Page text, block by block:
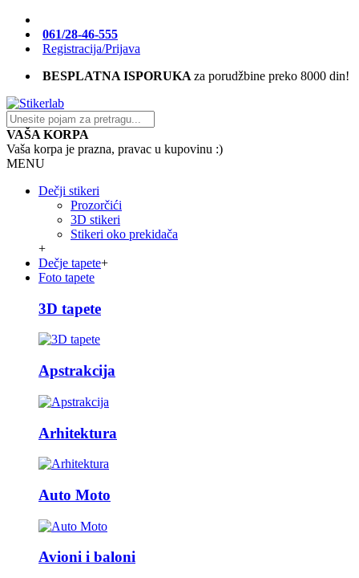
061/28-46-555
Registracija/Prijava
BESPLATNA ISPORUKA za porudžbine preko 8000 din!
VAŠA KORPA
Vaša korpa je prazna, pravac u kupovinu :)
MENU
Dečji stikeri
Prozorčići
3D stikeri
Stikeri oko prekidača
+
Dečje tapete+
Foto tapete
3D tapete
Apstrakcija
Arhitektura
Auto Moto
Avioni i baloni